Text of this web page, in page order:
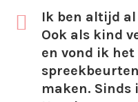
Ik ben altijd al
Ook als kind
en vond ik
maken. Sinds